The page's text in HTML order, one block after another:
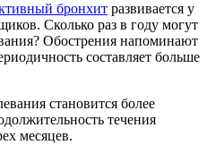
бронхит развивается у
Сколько раз в году могут
Обострения напоминают
составляет больше
становится более
течения
месяцев.